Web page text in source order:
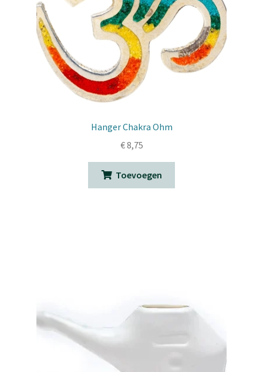
Hanger Chakra Ohm
€8,75
Toevoegen